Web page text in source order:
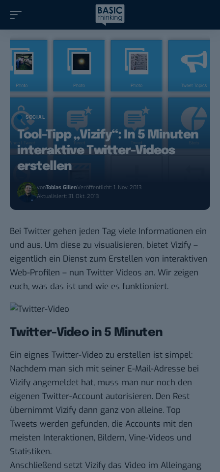
SOCIAL
Tool-Tipp „Vizify“: In 5 Minuten
interaktive Twitter-Videos
erstellen
vonTobias GillenVeröffentlicht: 1. Nov. 2013
Aktualisiert: 31. Okt. 2013
Bei Twitter gehen jeden Tag viele Informationen ein
und aus. Um diese zu visualisieren, bietet Vizify –
eigentlich ein Dienst zum Erstellen von interaktiven
Web-Profilen – nun Twitter Videos an. Wir zeigen
euch, was das ist und wie es funktioniert.
Twitter-Video in 5 Minuten
Ein eignes Twitter-Video zu erstellen ist simpel:
Nachdem man sich mit seiner E-Mail-Adresse bei
Vizify angemeldet hat, muss man nur noch den
eigenen Twitter-Account autorisieren. Den Rest
übernimmt Vizify dann ganz von alleine. Top
Tweets werden gefunden, die Accounts mit den
meisten Interaktionen, Bildern, Vine-Videos und
Statistiken.
Anschließend setzt Vizify das Video im Alleingang